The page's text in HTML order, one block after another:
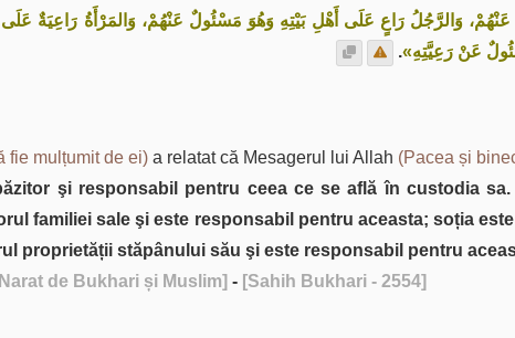
وَالرَّجُلُ رَاعٍ عَلَى أَهْلِ بَيْتِهِ وَهُوَ مَسْئُولٌ عَنْهُمْ، وَالمَرْأَةُ رَاعِيَةٌ
عَنْ رَعِيَّتِهِ».
fie mulțumit de ei) a relatat că Mesagerul lui Allah (Pacea și
şi responsabil pentru ceea ce se află în custodia
familiei sale şi este responsabil pentru aceasta; soția
proprietății stăpânului său şi este responsabil pentru
de Bukhari și Muslim] - [Sahih Bukhari - 2554]